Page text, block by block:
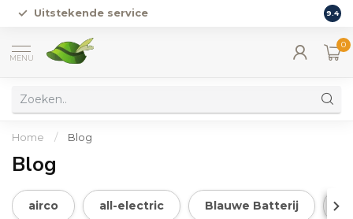
Uitstekende service 9.4
MENU
0
Home / Blog
Blog
airco all-electric Blauwe Batterij